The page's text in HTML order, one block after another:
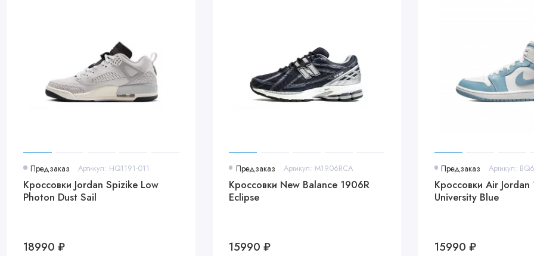
Предзаказ Артикул: HQ1191-011
Кроссовки Jordan Spizike Low
Photon Dust Sail
18990 ₽
Предзаказ Артикул: M1906RCA
Кроссовки New Balance 1906R
Eclipse
15990 ₽
Предзаказ Артикул:
Кроссовки Air Jordan
University Blue
15990 ₽